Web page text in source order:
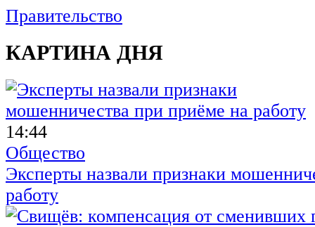
Правительство
КАРТИНА ДНЯ
14:44
Общество
Эксперты назвали признаки
работу